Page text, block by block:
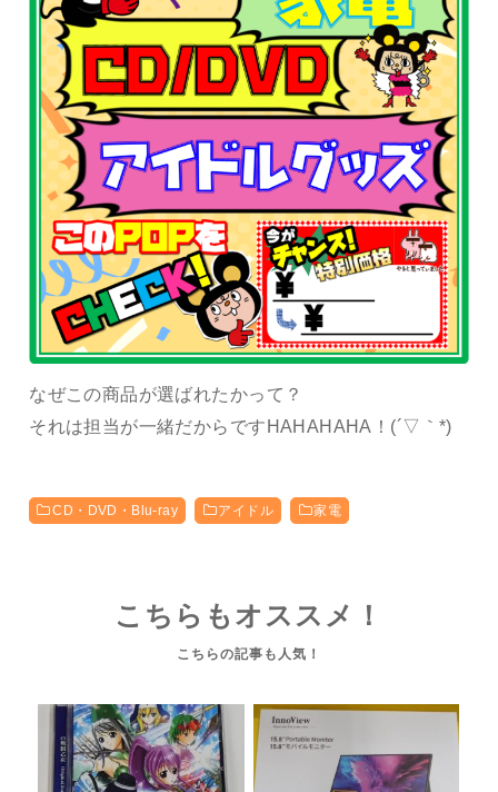
なぜこの商品が選ばれたかって？
それは担当が一緒だからですHAHAHAHA！(´▽｀*)
CD・DVD・Blu-ray アイドル 家電
こちらもオススメ！